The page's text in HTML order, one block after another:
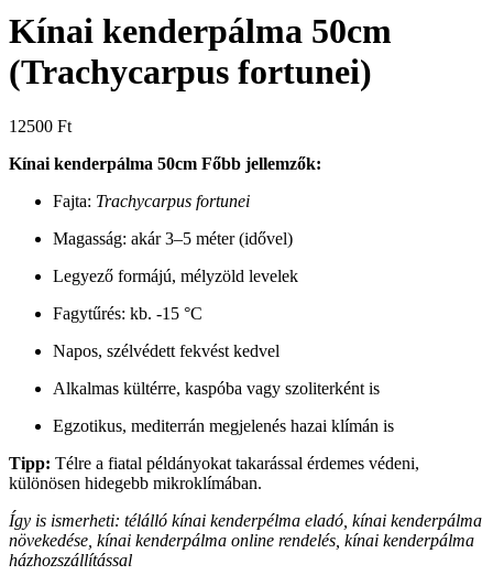
Kínai kenderpálma 50cm
(Trachycarpus fortunei)
12500 Ft
Kínai kenderpálma 50cm Főbb jellemzők:
Fajta: Trachycarpus fortunei
Magasság: akár 3–5 méter (idővel)
Legyező formájú, mélyzöld levelek
Fagytűrés: kb. -15 °C
Napos, szélvédett fekvést kedvel
Alkalmas kültérre, kaspóba vagy szoliterként is
Egzotikus, mediterrán megjelenés hazai klímán is
Tipp: Télre a fiatal példányokat takarással érdemes védeni,
különösen hidegebb mikroklímában.
Így is ismerheti: télálló kínai kenderpélma eladó, kínai kenderpálma
növekedése, kínai kenderpálma online rendelés, kínai kenderpálma
házhozszállítással